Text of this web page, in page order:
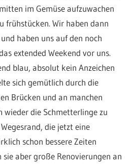
im Gemüse aufzuwachen
frühstücken. Wir haben dann
haben uns auf den noch
extended Weekend vor uns.
blau, absolut kein Anzeichen
sich gemütlich durch die
Brücken und an manchen
wieder die Schmetterlinge zu
die jetzt eine
schon bessere Zeiten
sie aber große Renovierungen an